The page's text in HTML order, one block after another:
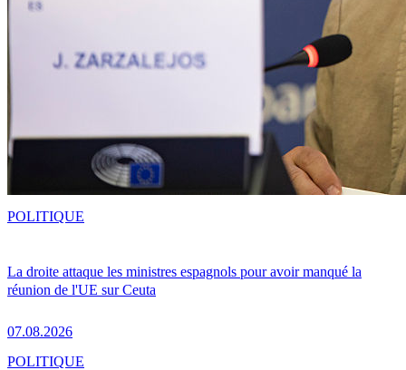
La droite attaque les ministres espagnols pour avoir manqué la
réunion de l'UE sur Ceuta
07.08.2026
POLITIQUE
POLITIQUE